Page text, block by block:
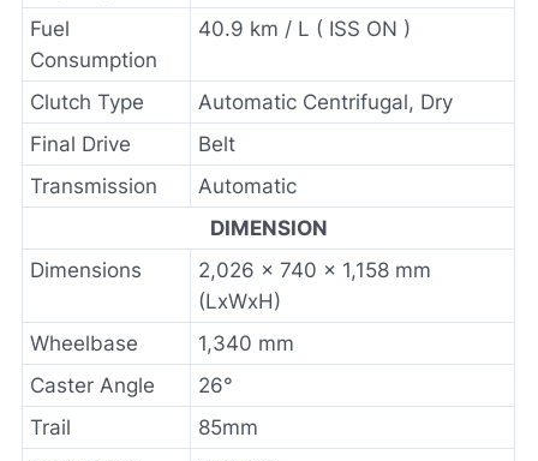
Fuel
Consumption
40.9 km / L ( ISS ON )
Clutch Type
Automatic Centrifugal, Dry
Final Drive
Belt
Transmission
Automatic
DIMENSION
Dimensions
2,026 x 740 x 1,158 mm
(LxWxH)
Wheelbase
1,340 mm
Caster Angle
26°
Trail
85mm